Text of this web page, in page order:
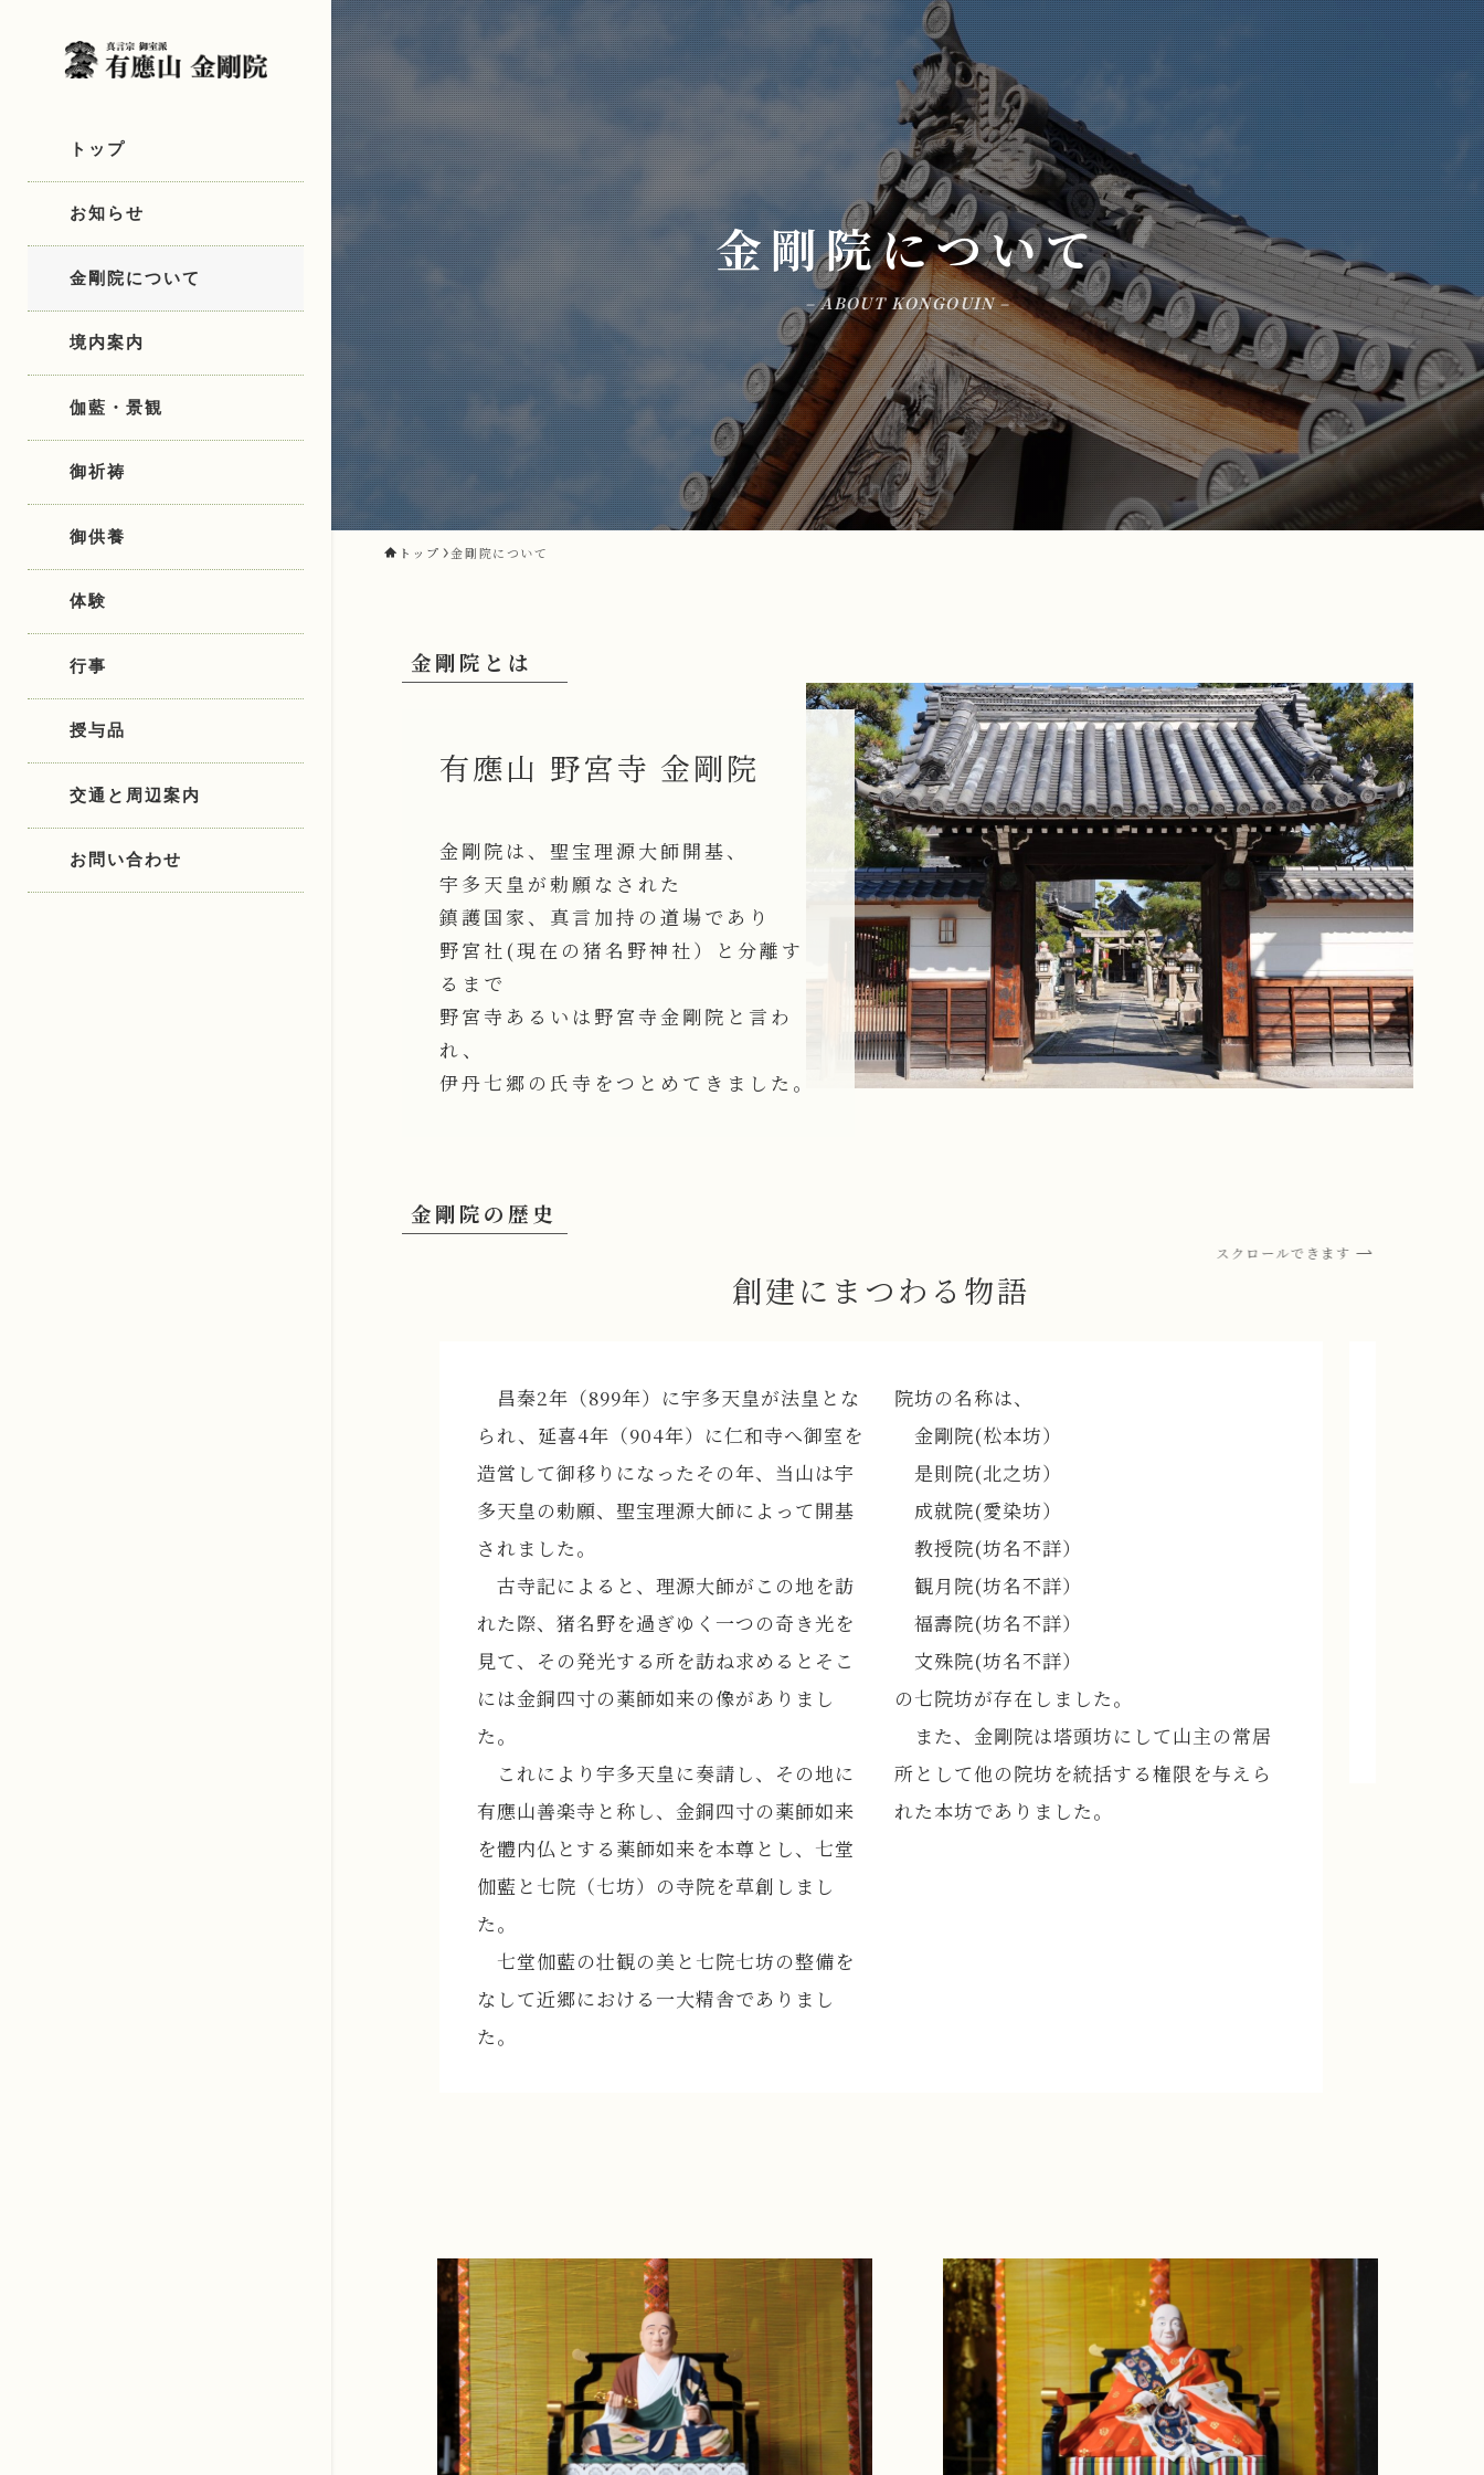
トップ
お知らせ
金剛院について
境内案内
伽藍・景観
御祈祷
御供養
体験
行事
授与品
交通と周辺案内
お問い合わせ
金剛院について
– ABOUT KONGOUIN –
トップ 金剛院について
金剛院とは
有應山 野宮寺 金剛院
金剛院は、聖宝理源大師開基、
宇多天皇が勅願なされた
鎮護国家、真言加持の道場であり
野宮社(現在の猪名野神社）と分離す
るまで
野宮寺あるいは野宮寺金剛院と言わ
れ、
伊丹七郷の氏寺をつとめてきました。
金剛院の歴史
スクロールできます
創建にまつわる物語
昌秦2年（899年）に宇多天皇が法皇とな
られ、延喜4年（904年）に仁和寺へ御室を
造営して御移りになったその年、当山は宇
多天皇の勅願、聖宝理源大師によって開基
されました。
古寺記によると、理源大師がこの地を訪
れた際、猪名野を過ぎゆく一つの奇き光を
見て、その発光する所を訪ね求めるとそこ
には金銅四寸の薬師如来の像がありまし
た。
これにより宇多天皇に奏請し、その地に
有應山善楽寺と称し、金銅四寸の薬師如来
を體内仏とする薬師如来を本尊とし、七堂
伽藍と七院（七坊）の寺院を草創しまし
た。
七堂伽藍の壮観の美と七院七坊の整備を
なして近郷における一大精舎でありまし
た。
院坊の名称は、
金剛院(松本坊）
是則院(北之坊）
成就院(愛染坊）
教授院(坊名不詳）
観月院(坊名不詳）
福壽院(坊名不詳）
文殊院(坊名不詳）
の七院坊が存在しました。
また、金剛院は塔頭坊にして山主の常居
所として他の院坊を統括する権限を与えら
れた本坊でありました。